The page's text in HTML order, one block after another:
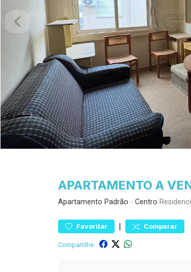
APARTAMENTO A
Apartamento Padrão - Centro
Favoritar | Comparar
Compartilhe: